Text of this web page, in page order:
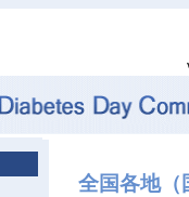
全国各地（